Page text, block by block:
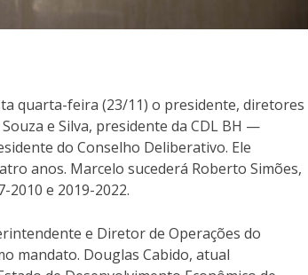
quarta-feira (23/11) o presidente, diretores
e Silva, presidente da CDL BH —
do Conselho Deliberativo. Ele
anos. Marcelo sucederá Roberto Simões,
e 2019-2022.
e Diretor de Operações do
mandato. Douglas Cabido, atual